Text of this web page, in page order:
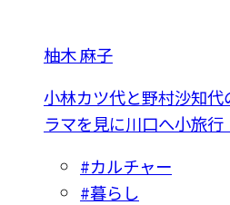
柚木 麻子
小林カツ代と野村沙知
ラマを見に川口へ小旅行
#カルチャー
#暮らし